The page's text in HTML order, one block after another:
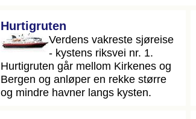
Hurtigruten
Verdens vakreste sjøreise
- kystens riksvei nr. 1.
Hurtigruten går mellom Kirkenes og
Bergen og anløper en rekke større
og mindre havner langs kysten.